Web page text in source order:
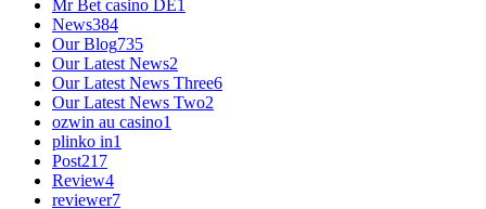
Mr Bet casino DE1
News384
Our Blog735
Our Latest News2
Our Latest News Three6
Our Latest News Two2
ozwin au casino1
plinko in1
Post217
Review4
reviewer7